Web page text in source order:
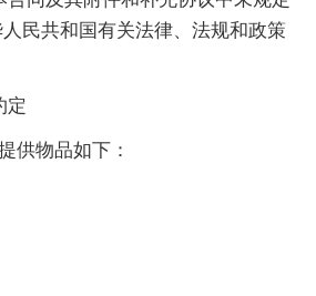
民共和国有关法律、法规和政策
定
供物品如下：